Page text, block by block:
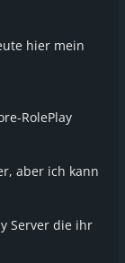
hier mein
RolePlay
aber ich kann
Server die ihr